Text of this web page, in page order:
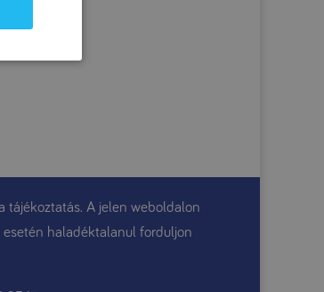
tájékoztatás. A jelen weboldalon
esetén haladéktalanul forduljon